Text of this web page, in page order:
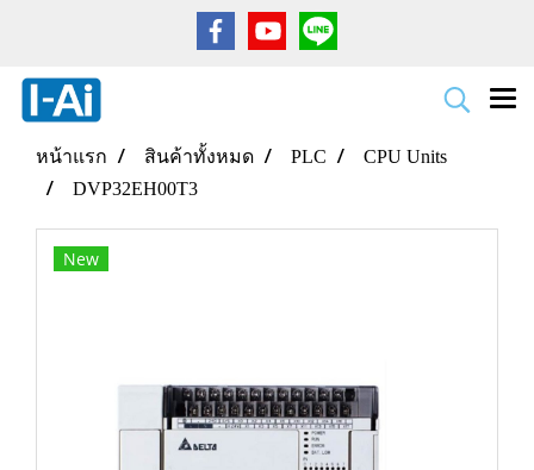
หน้าแรก สินค้าทั้งหมด PLC
CPU Units
DVP32EH00T3
New